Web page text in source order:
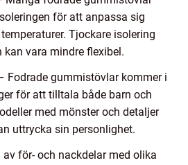
för att anpassa sig
Tjockare isolering
kan vara mindre flexibel.
Fodrade gummistövlar kommer i
för att tilltala både barn och
med mönster och detaljer
uttrycka sin personlighet.
för- och nackdelar med olika